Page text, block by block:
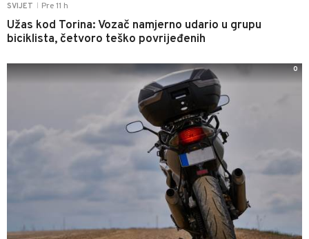
SVIJET Pre 11 h
Užas kod Torina: Vozač namjerno udario u grupu
biciklista, četvoro teško povrijeđenih
0